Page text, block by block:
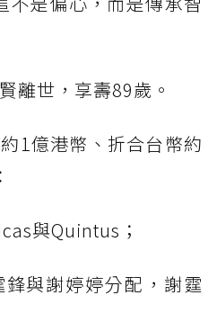
離世，享壽89歲。
1億港幣、折合台幣約
與Quintus；
與謝婷婷分配，謝霆